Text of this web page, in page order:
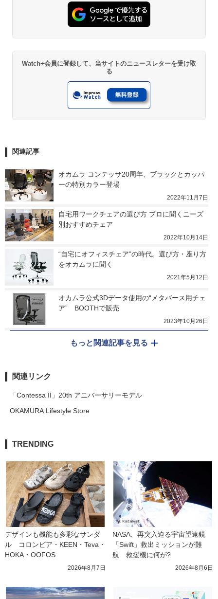
Watch+会員に登録して、当サイトのニュースレターを受け取
る
関連記事
オカムラ コンテッサ20周年、ブラックとカッパ
ーの特別カラー登場
2022年11月7日
自宅用ワークチェアの選び方 プロに聞くニーズ
別おすすめチェア
2022年10月14日
“自宅にオフィスチェア”の時代。選び方・座り方
をオカムラに聞く
2021年5月12日
オカムラ公式3Dデータ使用の“メタバース用チェ
ア”　BOOTHで販売
2023年10月26日
もっと関連記事を見る
関連リンク
「Contessa II」20th アニバーサリーモデル
OKAMURA Lifestyle Store
TRENDING
デザインも機能も多彩なサンダ
ル　コロンビア・KEEN・Teva・
HOKA・OOFOS
2026年8月7日
NASA、再突入迫る宇宙望遠鏡
「Swift」救出ミッションが難
航　救援機に何が?
2026年8月6日